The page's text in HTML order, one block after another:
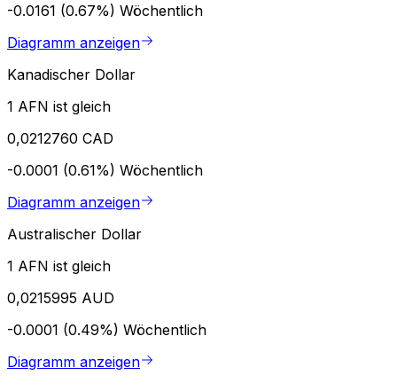
-0.0161 (0.67%) Wöchentlich
Diagramm anzeigen
Kanadischer Dollar
1 AFN ist gleich
0,0212760 CAD
-0.0001 (0.61%) Wöchentlich
Diagramm anzeigen
Australischer Dollar
1 AFN ist gleich
0,0215995 AUD
-0.0001 (0.49%) Wöchentlich
Diagramm anzeigen